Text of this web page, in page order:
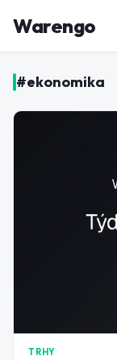
Warengo
#ekonomika
TRHY